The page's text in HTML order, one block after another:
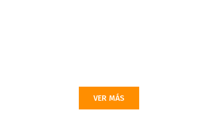
VER MÁS